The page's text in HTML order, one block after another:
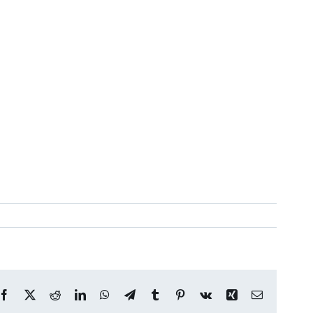
Facebook
X RedditLinkedInWhatsApp
TelegramTumblr Pinterest
Vk Xing Correo